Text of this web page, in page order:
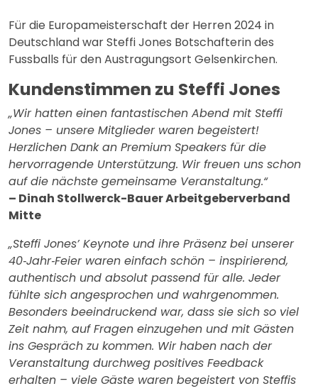
Für die Europameisterschaft der Herren 2024 in
Deutschland war Steffi Jones Botschafterin des
Fussballs für den Austragungsort Gelsenkirchen.
Kundenstimmen zu Steffi Jones
„Wir hatten einen fantastischen Abend mit Steffi
Jones – unsere Mitglieder waren begeistert!
Herzlichen Dank an Premium Speakers für die
hervorragende Unterstützung. Wir freuen uns schon
auf die nächste gemeinsame Veranstaltung.“
– Dinah Stollwerck-Bauer Arbeitgeberverband
Mitte
„Steffi Jones’ Keynote und ihre Präsenz bei unserer
40‑Jahr‑Feier waren einfach schön – inspirierend,
authentisch und absolut passend für alle. Jeder
fühlte sich angesprochen und wahrgenommen.
Besonders beeindruckend war, dass sie sich so viel
Zeit nahm, auf Fragen einzugehen und mit Gästen
ins Gespräch zu kommen. Wir haben nach der
Veranstaltung durchweg positives Feedback
erhalten – viele Gäste waren begeistert von Steffis